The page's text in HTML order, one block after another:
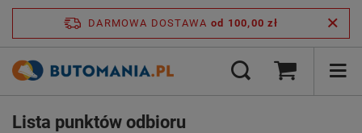
DARMOWA DOSTAWA od 100,00 zł
Lista punktów odbioru